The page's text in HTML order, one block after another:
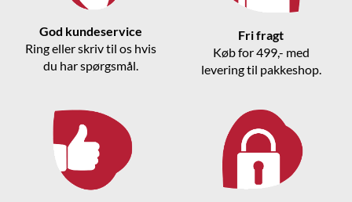
God kundeservice
Ring eller skriv til os hvis
du har spørgsmål.
Fri fragt
Køb for 499,- med
levering til pakkeshop.